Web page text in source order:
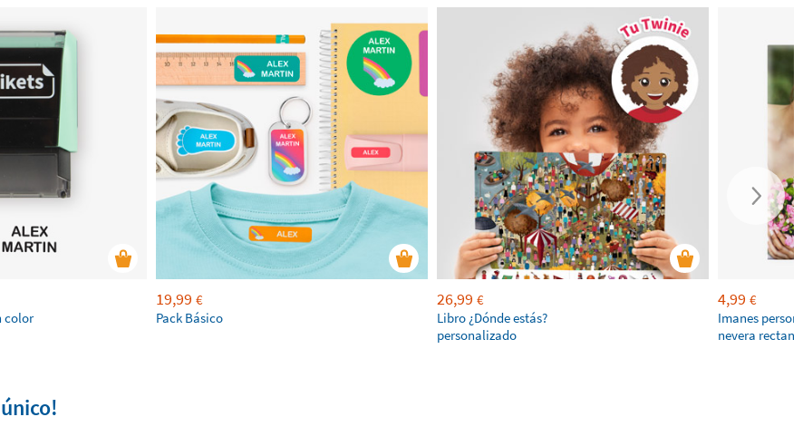
color
19,99 €
Pack Básico
26,99 €
Libro ¿Dónde estás?
personalizado
4,99 €
Imanes
nevera